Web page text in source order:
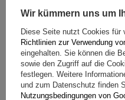
Stelle eine Frage
Bewertungen(0)
Ihre Bewertung
Wir kümmern uns um
Diese Seite nutzt Cookies für
Richtlinien zur Verwendung
eingehalten. Sie können die
sowie den Zugriff auf die
festlegen. Weitere
und zum Datenschutz finden
Nutzungsbedingungen von